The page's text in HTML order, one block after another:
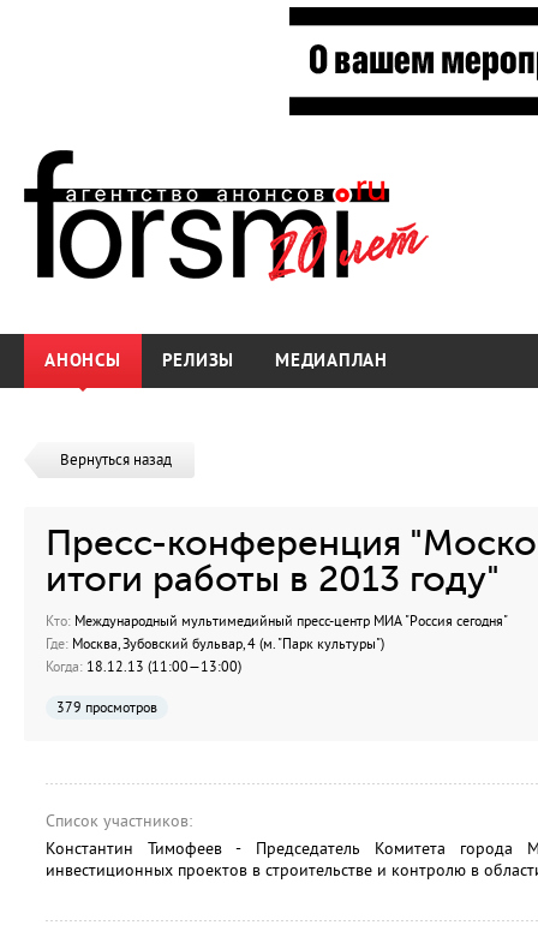
АНОНСЫ РЕЛИЗЫ МЕДИАПЛАН
Вернуться назад
Пресс-конференция
итоги работы в 2013 году"
Кто: Международный мультимедийный пресс-центр МИА "Россия сегодня"
Где: Москва, Зубовский бульвар, 4 (м. "Парк культуры")
Когда: 18.12.13 (11:00—13:00)
379 просмотров
Список участников:
Константин Тимофеев - Председатель Комитета города
инвестиционных проектов в строительстве и контролю в